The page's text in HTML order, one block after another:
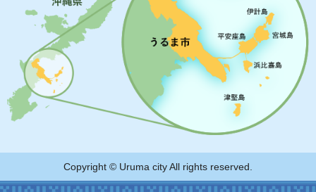
Copyright © Uruma city All rights reserved.